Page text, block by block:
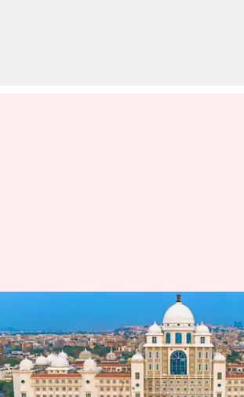
तेलंगाना: अद्वितीय
नए सचिवालय का 30
उद्घाटन, देखिए तस्वीरें
लेखन गजेंद्र Apr 27, 2023 03:24 pm